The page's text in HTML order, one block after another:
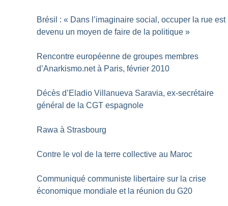
Brésil : « Dans l’imaginaire social, occuper la rue est
devenu un moyen de faire de la politique »
Rencontre européenne de groupes membres
d’Anarkismo.net à Paris, février 2010
Décès d’Eladio Villanueva Saravia, ex-secrétaire
général de la CGT espagnole
Rawa à Strasbourg
Contre le vol de la terre collective au Maroc
Communiqué communiste libertaire sur la crise
économique mondiale et la réunion du G20